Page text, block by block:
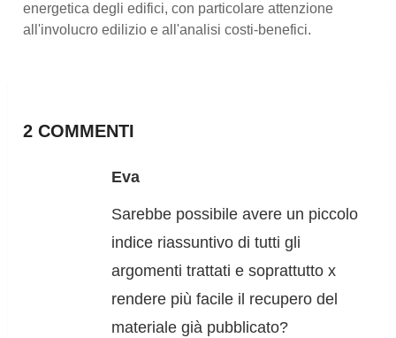
energetica degli edifici, con particolare attenzione
all'involucro edilizio e all'analisi costi-benefici.
2 COMMENTI
Eva
Sarebbe possibile avere un piccolo
indice riassuntivo di tutti gli
argomenti trattati e soprattutto x
rendere più facile il recupero del
materiale già pubblicato?